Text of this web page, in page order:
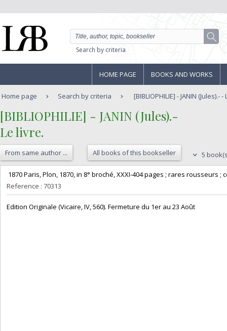
Search by criteria
HOME PAGE BOOKS AND WORKS
Home page Search by criteria [BIBLIOPHILIE] - JANIN (Jules).-
‎[BIBLIOPHILIE] - JANIN (Jules).-‎
‎Le livre.‎
From same author ... All books of this bookseller 5
1870 Paris, Plon, 1870, in 8° broché, XXXI-404 pages ; rares
Reference : 70313
‎Edition Originale (Vicaire, IV, 560). Fermeture du 1er au 23 Août‎